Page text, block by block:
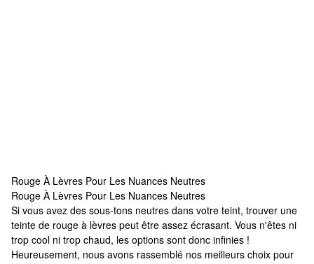
Rouge À Lèvres Pour Les Nuances Neutres
Rouge À Lèvres Pour Les Nuances Neutres
Rouge À Lèvres Pour Les Nuances Neutres
Si vous avez des sous-tons neutres dans votre teint, trouver une
teinte de rouge à lèvres peut être assez écrasant. Vous n'êtes ni
trop cool ni trop chaud, les options sont donc infinies !
Heureusement, nous avons rassemblé nos meilleurs choix pour